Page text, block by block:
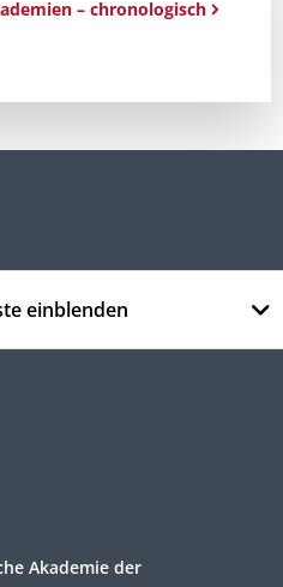
– chronologisch
einblenden
Akademie der